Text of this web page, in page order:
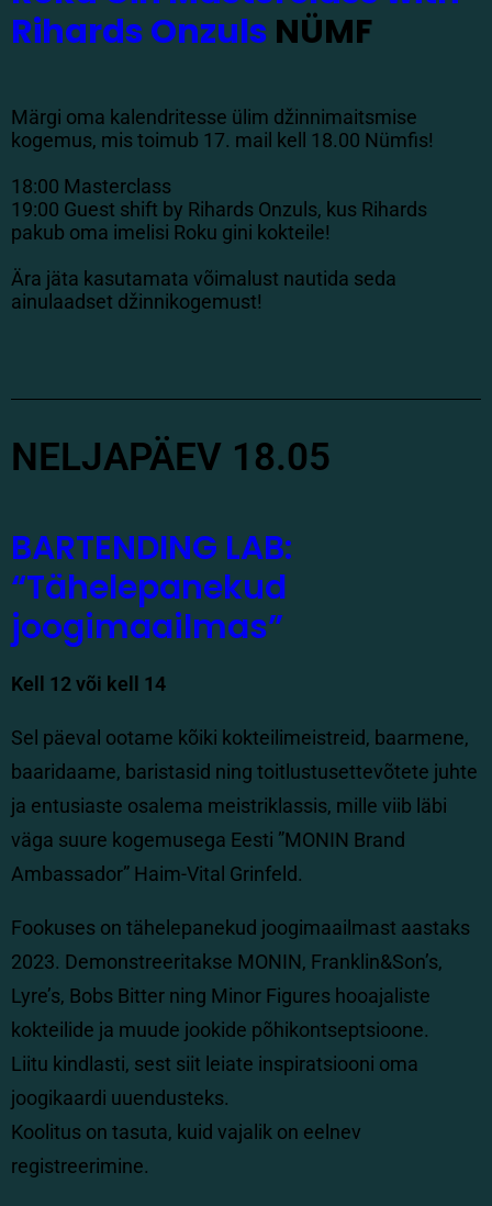
Rihards Onzuls NÜMF
Märgi oma kalendritesse ülim džinnimaitsmise
kogemus, mis toimub 17. mail kell 18.00 Nümfis!
18:00 Masterclass
19:00 Guest shift by Rihards Onzuls, kus Rihards
pakub oma imelisi Roku gini kokteile!
Ära jäta kasutamata võimalust nautida seda
ainulaadset džinnikogemust!
NELJAPÄEV 18.05
BARTENDING LAB:
“Tähelepanekud
joogimaailmas”
Kell 12 või kell 14
Sel päeval ootame kõiki kokteilimeistreid, baarmene,
baaridaame, baristasid ning toitlustusettevõtete juhte
ja entusiaste osalema meistriklassis, mille viib läbi
väga suure kogemusega Eesti ”MONIN Brand
Ambassador” Haim-Vital Grinfeld.
Fookuses on tähelepanekud joogimaailmast aastaks
2023. Demonstreeritakse MONIN, Franklin&Son’s,
Lyre’s, Bobs Bitter ning Minor Figures hooajaliste
kokteilide ja muude jookide põhikontseptsioone.
Liitu kindlasti, sest siit leiate inspiratsiooni oma
joogikaardi uuendusteks.
Koolitus on tasuta, kuid vajalik on eelnev
registreerimine.